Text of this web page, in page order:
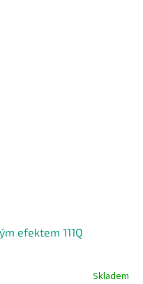
efektem 111Q
Skladem